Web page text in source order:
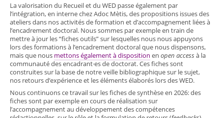
La valorisation du Recueil et du WED passe également par
l’intégration, en interne chez Adoc Mètis, des propositions issues des
ateliers dans nos activités de formation et d’accompagnement liées à
l’encadrement doctoral. Nous sommes par exemple en train de
mettre à jour les “fiches outils” sur lesquelles nous nous appuyons
lors des formations à l’encadrement doctoral que nous dispensons,
mais que nous mettons également à disposition en open access à la
communauté des encadrant·es de doctorat. Ces fiches sont
construites sur la base de notre veille bibliographique sur le sujet,
nos retours d’expérience et les éléments élaborés lors des WED.
Nous continuons ce travail sur les fiches de synthèse en 2026: des
fiches sont par exemple en cours de réalisation sur
l’accompagnement au développement des compétences